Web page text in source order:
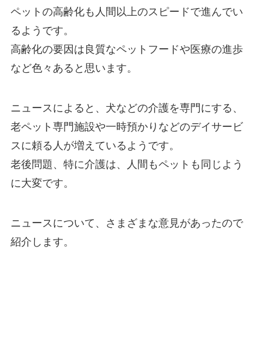
ペットの高齢化も人間以上のスピードで進んでい
るようです。
高齢化の要因は良質なペットフードや医療の進歩
など色々あると思います。
ニュースによると、犬などの介護を専門にする、
老ペット専門施設や一時預かりなどのデイサービ
スに頼る人が増えているようです。
老後問題、特に介護は、人間もペットも同じよう
に大変です。
ニュースについて、さまざまな意見があったので
紹介します。